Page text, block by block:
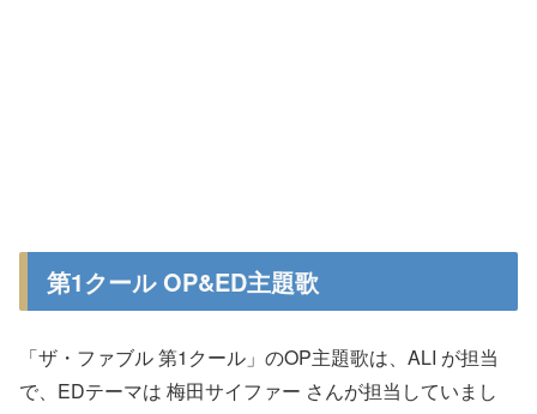
第1クール OP&ED主題歌
「ザ・ファブル 第1クール」のOP主題歌は、ALI が担当
で、EDテーマは 梅田サイファー さんが担当していまし